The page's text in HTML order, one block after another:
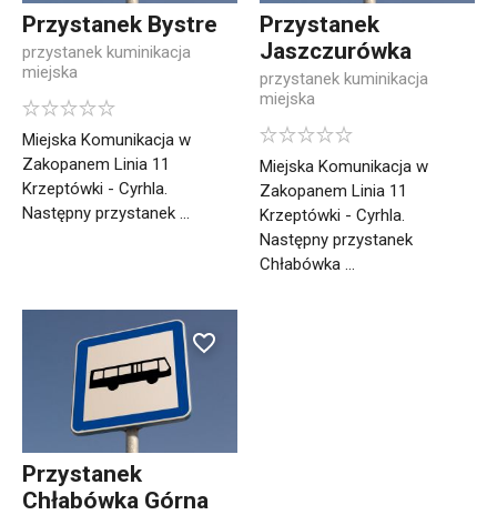
Przystanek Bystre
przystanek kuminikacja
miejska
Miejska Komunikacja w
Zakopanem Linia 11
Krzeptówki - Cyrhla.
Następny przystanek ...
Przystanek
Jaszczurówka
przystanek kuminikacja
miejska
Miejska Komunikacja w
Zakopanem Linia 11
Krzeptówki - Cyrhla.
Następny przystanek
Chłabówka ...
Przystanek
Chłabówka Górna